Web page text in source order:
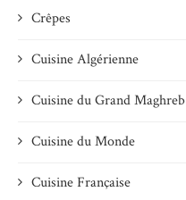
Crêpes
Cuisine Algérienne
Cuisine du Grand Maghreb
Cuisine du Monde
Cuisine Française